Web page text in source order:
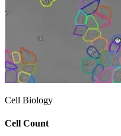
Cell Biology
Cell Count